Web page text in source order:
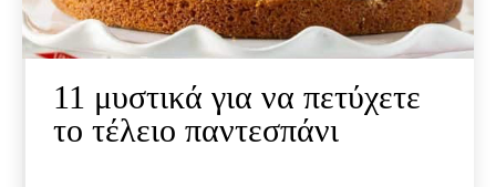
11 μυστικά για να πετύχετε
το τέλειο παντεσπάνι